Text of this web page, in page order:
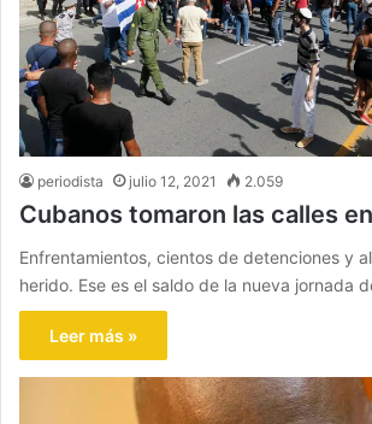
periodista julio 12, 2021 2.059
Cubanos tomaron las calles
Enfrentamientos, cientos de detenciones y
herido. Ese es el saldo de la nueva jornada
Leer más »